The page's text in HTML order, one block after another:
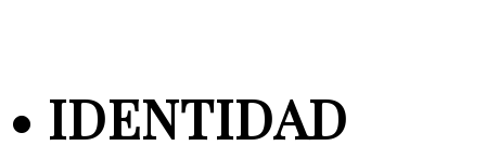
• IDENTIDAD